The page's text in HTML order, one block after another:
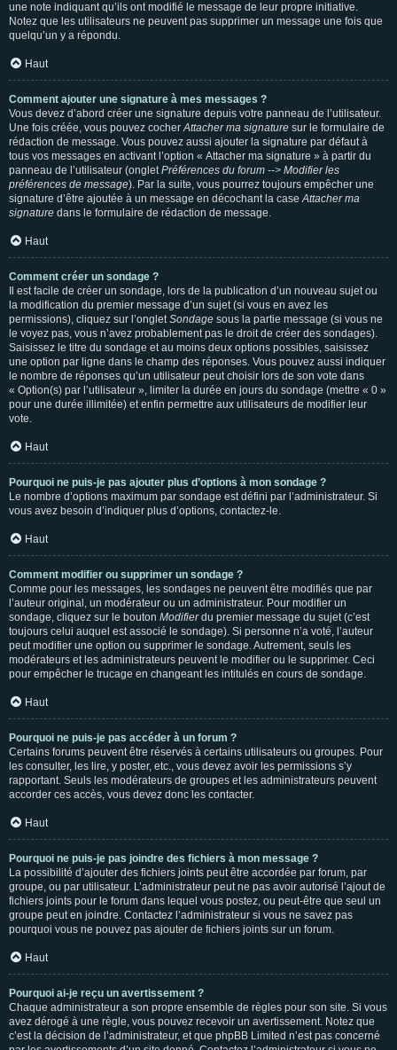
une note indiquant qu’ils ont modifié le message de leur propre initiative.
Notez que les utilisateurs ne peuvent pas supprimer un message une fois que
quelqu’un y a répondu.
Haut
Comment ajouter une signature à mes messages ?
Vous devez d’abord créer une signature depuis votre panneau de l’utilisateur.
Une fois créée, vous pouvez cocherAttacher ma signature sur le formulaire de
rédaction de message. Vous pouvez aussi ajouter la signature par défaut à
tous vos messages en activant l’option « Attacher ma signature » à partir du
panneau de l’utilisateur (ongletPréférences du forum --> Modifier les
préférences de message). Par la suite, vous pourrez toujours empêcher une
signature d’être ajoutée à un message en décochant la caseAttacher ma
signature dans le formulaire de rédaction de message.
Haut
Comment créer un sondage ?
Il est facile de créer un sondage, lors de la publication d’un nouveau sujet ou
la modification du premier message d’un sujet (si vous en avez les
permissions), cliquez sur l’ongletSondage sous la partie message (si vous ne
le voyez pas, vous n’avez probablement pas le droit de créer des sondages).
Saisissez le titre du sondage et au moins deux options possibles, saisissez
une option par ligne dans le champ des réponses. Vous pouvez aussi indiquer
le nombre de réponses qu’un utilisateur peut choisir lors de son vote dans
« Option(s) par l’utilisateur », limiter la durée en jours du sondage (mettre « 0 »
pour une durée illimitée) et enfin permettre aux utilisateurs de modifier leur
vote.
Haut
Pourquoi ne puis-je pas ajouter plus d’options à mon sondage ?
Le nombre d’options maximum par sondage est défini par l’administrateur. Si
vous avez besoin d’indiquer plus d’options, contactez-le.
Haut
Comment modifier ou supprimer un sondage ?
Comme pour les messages, les sondages ne peuvent être modifiés que par
l’auteur original, un modérateur ou un administrateur. Pour modifier un
sondage, cliquez sur le bouton Modifierdu premier message du sujet (c’est
toujours celui auquel est associé le sondage). Si personne n’a voté, l’auteur
peut modifier une option ou supprimer le sondage. Autrement, seuls les
modérateurs et les administrateurs peuvent le modifier ou le supprimer. Ceci
pour empêcher le trucage en changeant les intitulés en cours de sondage.
Haut
Pourquoi ne puis-je pas accéder à un forum ?
Certains forums peuvent être réservés à certains utilisateurs ou groupes. Pour
les consulter, les lire, y poster, etc., vous devez avoir les permissions s’y
rapportant. Seuls les modérateurs de groupes et les administrateurs peuvent
accorder ces accès, vous devez donc les contacter.
Haut
Pourquoi ne puis-je pas joindre des fichiers à mon message ?
La possibilité d’ajouter des fichiers joints peut être accordée par forum, par
groupe, ou par utilisateur. L’administrateur peut ne pas avoir autorisé l’ajout de
fichiers joints pour le forum dans lequel vous postez, ou peut-être que seul un
groupe peut en joindre. Contactez l’administrateur si vous ne savez pas
pourquoi vous ne pouvez pas ajouter de fichiers joints sur un forum.
Haut
Pourquoi ai-je reçu un avertissement ?
Chaque administrateur a son propre ensemble de règles pour son site. Si vous
avez dérogé à une règle, vous pouvez recevoir un avertissement. Notez que
c’est la décision de l’administrateur, et que phpBB Limited n’est pas concerné